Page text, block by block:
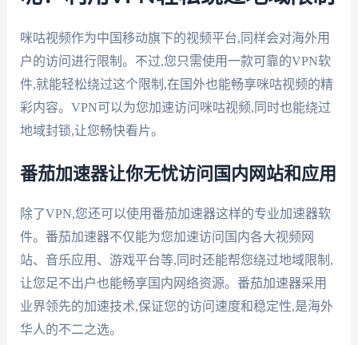
咪咕视频作为中国移动旗下的视频平台,同样会对海外用
户的访问进行限制。不过,您只需使用一款可靠的VPN软
件,就能轻松绕过这个限制,在国外也能畅享咪咕视频的精
彩内容。VPN可以为您加速访问咪咕视频,同时也能绕过
地域封锁,让您畅快看片。
番茄加速器让你无忧访问国内网站和应用
除了VPN,您还可以使用番茄加速器这样的专业加速器软
件。番茄加速器不仅能为您加速访问国内各大视频网
站、音乐应用、游戏平台等,同时还能帮您绕过地域限制,
让您足不出户也能畅享国内网络资源。番茄加速器采用
业界领先的加速技术,保证您的访问速度和稳定性,是海外
华人的不二之选。